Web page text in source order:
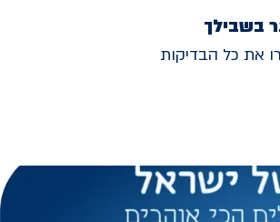
בשבילך
את כל הבדיקות